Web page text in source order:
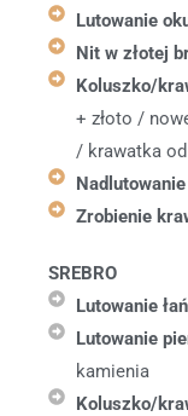
Lutowanie
Nit w złotej
Koluszko/
+ złoto /
/ krawatka od
Zrobienie
SREBRO
Lutowanie
Lutowanie
kamienia
Koluszko/